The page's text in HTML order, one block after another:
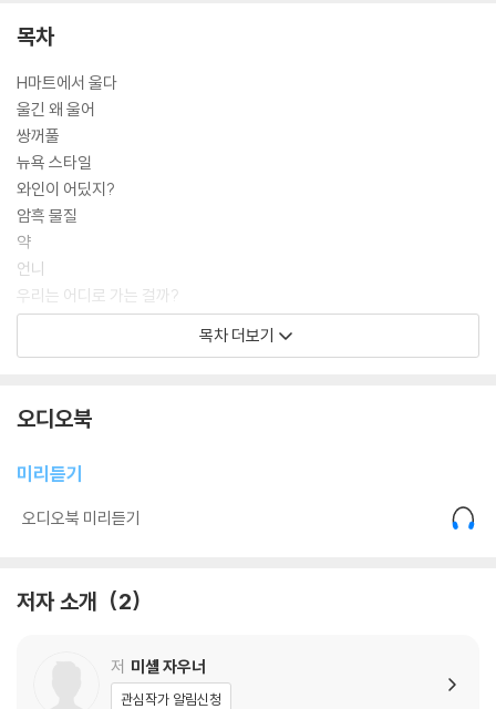
목차
H마트에서 울다
울긴 왜 울어
쌍꺼풀
뉴욕 스타일
와인이 어딨지?
암흑 물질
약
언니
우리는 어디로 가는 걸까?
살아가기와 죽어가기
당신이란 사람에게 황겁할 정도로 도저하지 않은 점이 대체 무엇이겠습니
묵직한 손
내 사랑은 계속될 거예요
잣죽
김치냉장고
커피 한 잔
목차 더보기
오디오북
미리듣기
오디오북 미리듣기
저자 소개 2
저 미셸 자우너
관심작가 알림신청